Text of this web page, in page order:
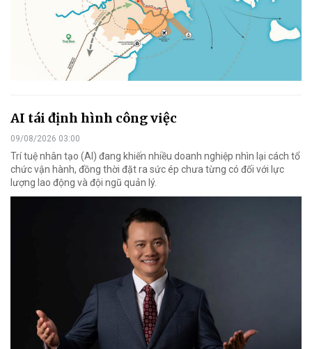
AI tái định hình công việc
09/08/2026 03:00
Trí tuệ nhân tạo (AI) đang khiến nhiều doanh nghiệp nhìn lại cách tổ
chức vận hành, đồng thời đặt ra sức ép chưa từng có đối với lực
lượng lao động và đội ngũ quản lý.